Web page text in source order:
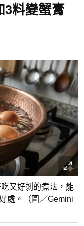
料變蟹膏
又好剝的煮法，能
處。（圖／Gemini